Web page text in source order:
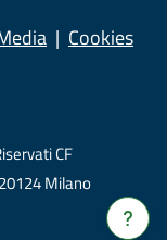
Verrà
Cookies
CF
Milano